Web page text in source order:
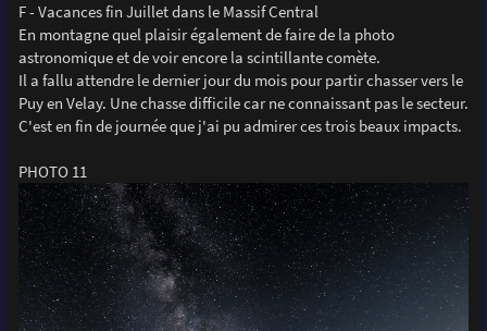
F - Vacances fin Juillet dans le Massif Central
En montagne quel plaisir également de faire de la photo
astronomique et de voir encore la scintillante comète.
Il a fallu attendre le dernier jour du mois pour partir chasser vers le
Puy en Velay. Une chasse difficile car ne connaissant pas le secteur.
C'est en fin de journée que j'ai pu admirer ces trois beaux impacts.
PHOTO 11